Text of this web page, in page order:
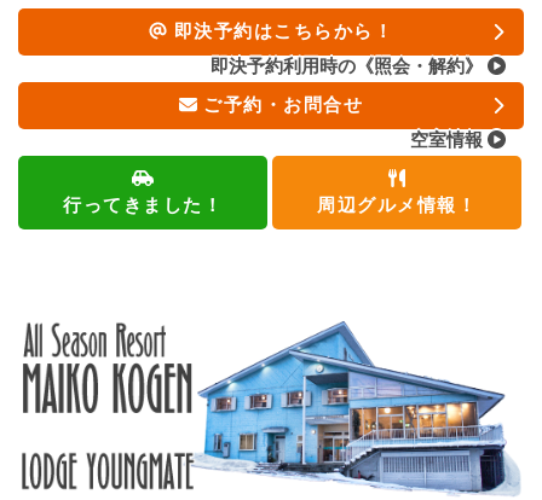
即決予約はこちらから！
即決予約利用時の《照会・解約》
ご予約・お問合せ
空室情報
行ってきました！ 周辺グルメ情報！